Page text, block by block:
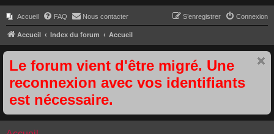
Accueil FAQ Nous contacter Connexion
S’enregistrer
Accueil Index du forum Accueil
Le forum vient d'être migré. Une
reconnexion avec vos identifiants
est nécessaire.